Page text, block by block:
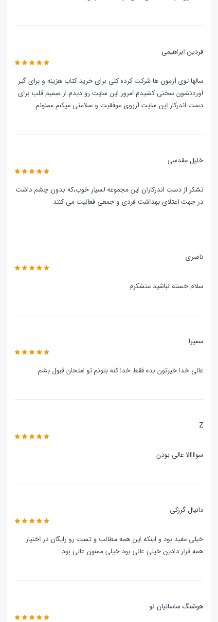
فردین ابراهیمی
سالها توی آزمون ها شرکت کرده کلی برای خرید کتاب هزینه و برای گیر
آوردنشون سختی کشیدم امروز این سایت رو دیدم از صمیم قلب برای
دست اندرکار این سایت آرزوی موفقیت و سلامتی میکنم ممنونم
خلیل مقدسی
تشکر از دست اندرکاران این مجموعه لسیار خوب،که بدون چشم داشت
در جهت اعتلای بهداشت فردی و جمعی فعالیت می کنند
ناصری
سلام خسته نباشید متشکرم
سمیرا
عالی خدا خیرتون بده فقط خدا کنه بتونم تو امتحان قبول بشم
Z
سواااالا عالی بودن
دانیال گرزکی
خیلی مفید بود و اینکه این همه مطالب و تست رو رایگان در اختیار
همه قرار دادین خیلی عالی بود خیلی ممنون عالی بود
هوشنگ ساسانیان نو